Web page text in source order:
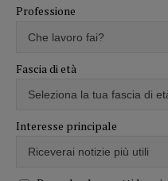
Professione
Fascia di età
Interesse principale